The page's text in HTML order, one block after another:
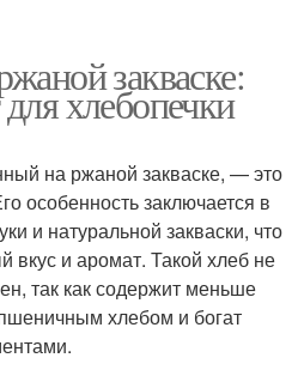
закваске:
хлебопечки
на ржаной закваске, — это
особенность заключается в
и натуральной закваски, что
вкус и аромат. Такой хлеб не
так как содержит меньше
хлебом и богат